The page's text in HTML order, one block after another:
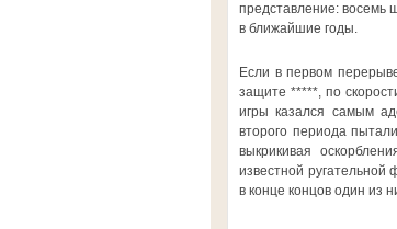
представление: восемь
в ближайшие годы.
Если в первом
защите *****, по
игры казался самым
второго периода
выкрикивая
известной
в конце концов один из